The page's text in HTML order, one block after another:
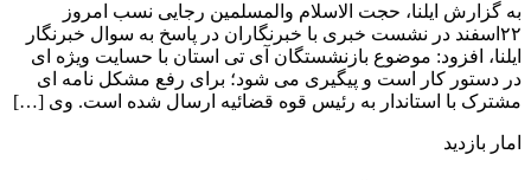
به گزارش ایلنا، حجت الاسلام والمسلمین رجایی نسب امروز
۲۲اسفند در نشست خبری با خبرنگاران در پاسخ به سوال خبرنگار
ایلنا، افزود: موضوع بازنشستگان آی تی استان با حسایت ویژه ای
در دستور کار است و پیگیری می شود؛ برای رفع مشکل نامه ای
مشترک با استاندار به رئیس قوه قضائیه ارسال شده است. وی […]
امار بازدید